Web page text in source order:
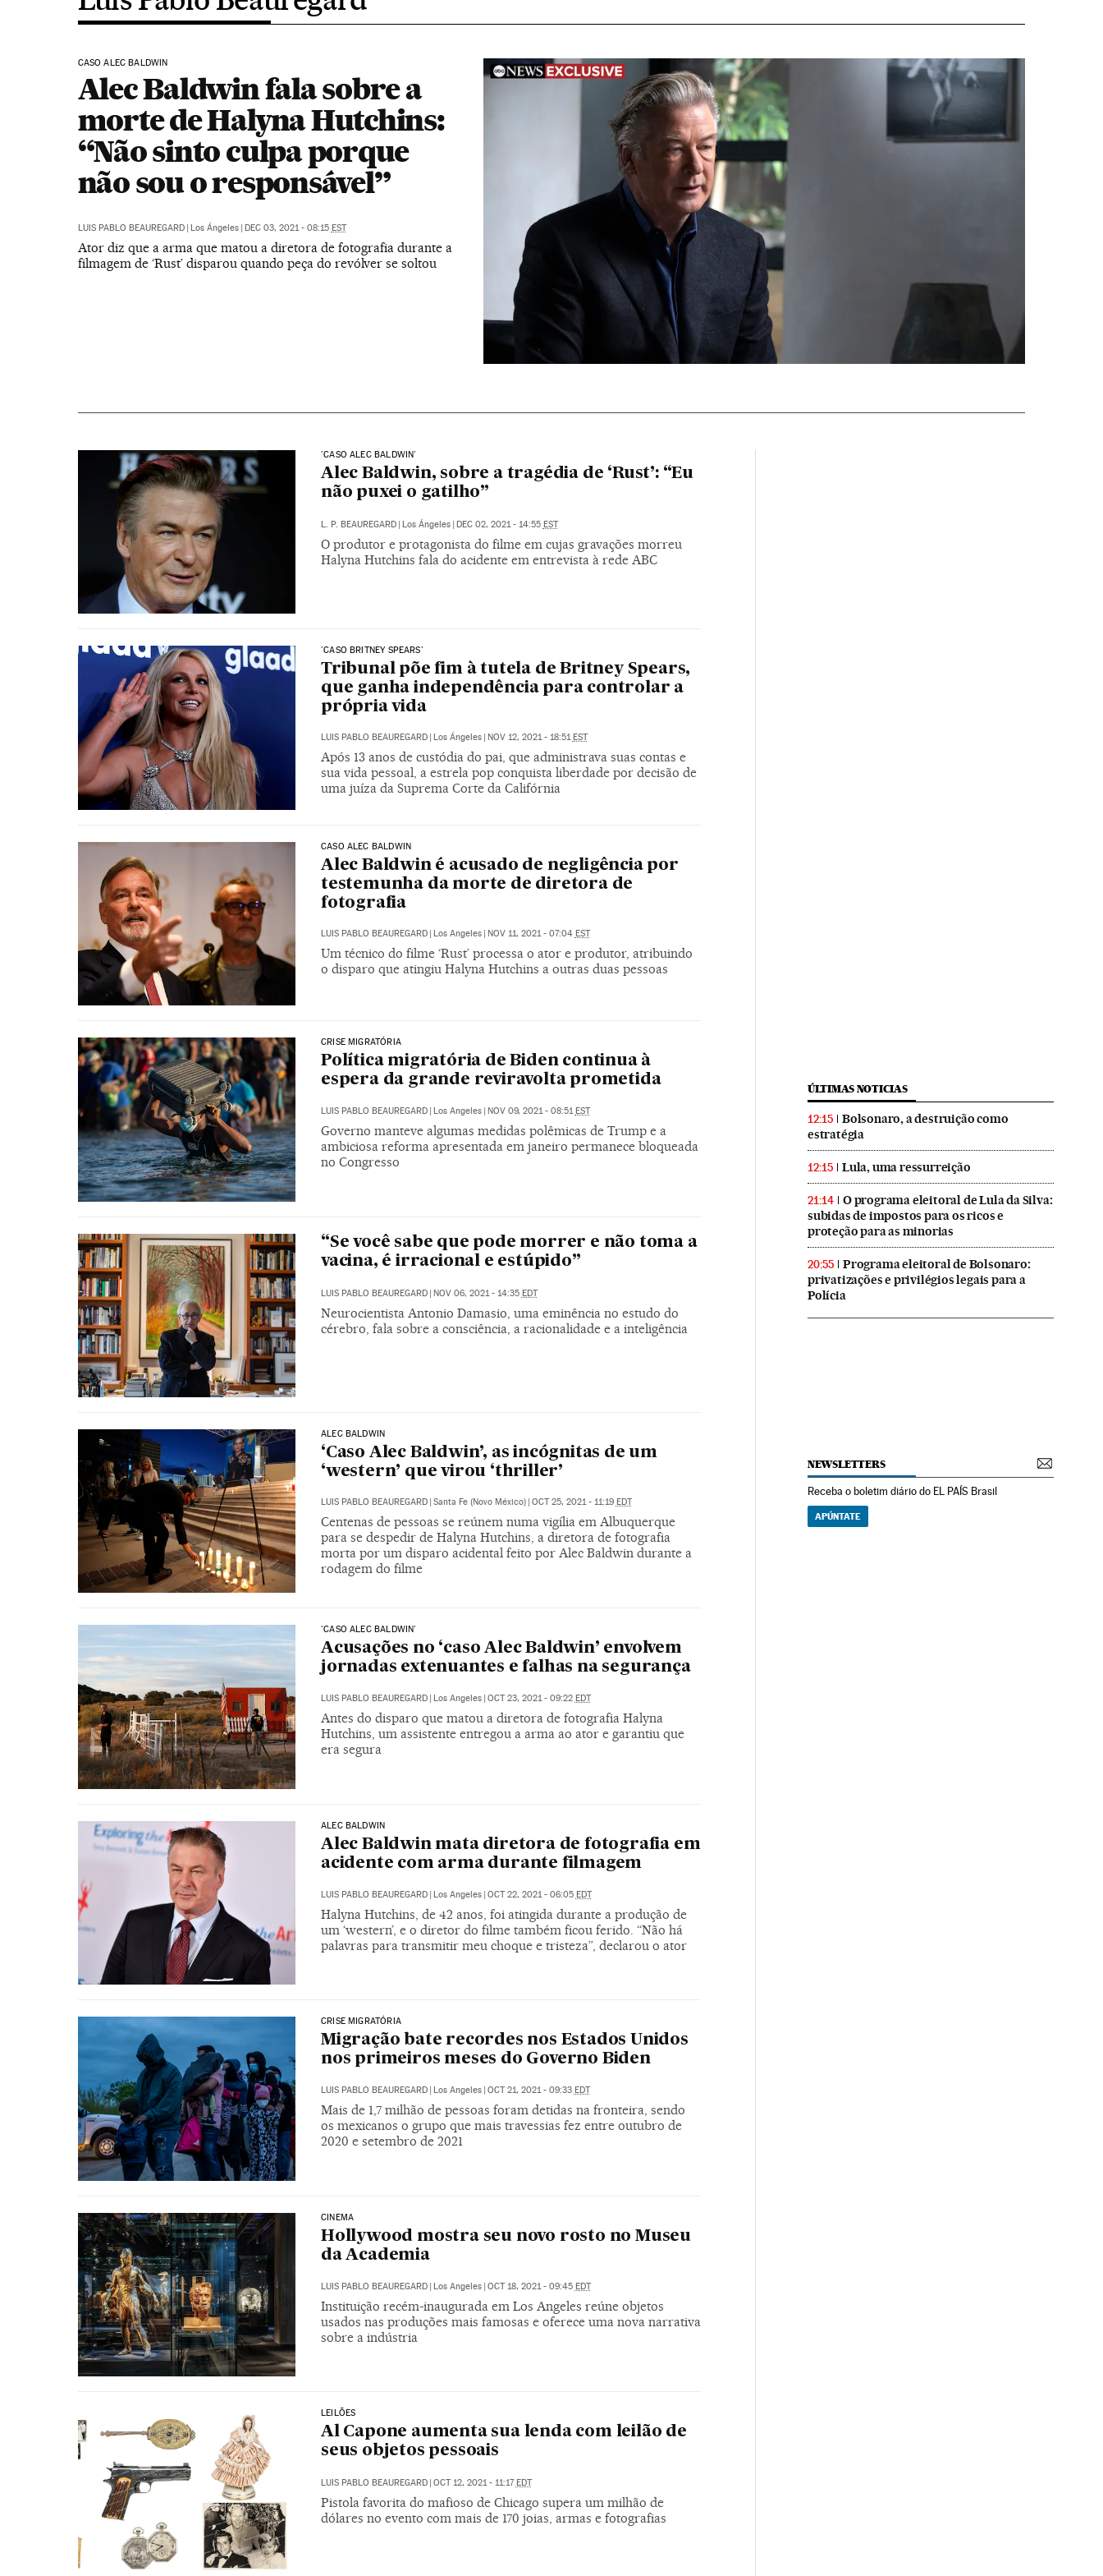
CASO ALEC BALDWIN
Alec Baldwin fala sobre a
morte de Halyna Hutchins:
“Não sinto culpa porque
não sou o responsável”
LUIS PABLO BEAUREGARD | Los Ángeles | DEC 03, 2021 - 08:15 EST
Ator diz que a arma que matou a diretora de fotografia durante a
filmagem de ‘Rust’ disparou quando peça do revólver se soltou
'CASO ALEC BALDWIN'
Alec Baldwin, sobre a tragédia de ‘Rust’: “Eu
não puxei o gatilho”
L. P. BEAUREGARD | Los Ángeles | DEC 02, 2021 - 14:55 EST
O produtor e protagonista do filme em cujas gravações morreu
Halyna Hutchins fala do acidente em entrevista à rede ABC
'CASO BRITNEY SPEARS'
Tribunal põe fim à tutela de Britney Spears,
que ganha independência para controlar a
própria vida
LUIS PABLO BEAUREGARD Los Ángeles NOV 12, 2021 - 18:51 EST
Após 13 anos de custódia do pai, que administrava suas contas e
sua vida pessoal, a estrela pop conquista liberdade por decisão de
uma juíza da Suprema Corte da Califórnia
CASO ALEC BALDWIN
Alec Baldwin é acusado de negligência por
testemunha da morte de diretora de
fotografia
LUIS PABLO BEAUREGARD Los Angeles NOV 11, 2021 - 07:04 EST
Um técnico do filme ‘Rust’ processa o ator e produtor, atribuindo
o disparo que atingiu Halyna Hutchins a outras duas pessoas
CRISE MIGRATÓRIA
Política migratória de Biden continua à
espera da grande reviravolta prometida
LUIS PABLO BEAUREGARD Los Angeles NOV 09, 2021 - 08:51 EST
Governo manteve algumas medidas polêmicas de Trump e a
ambiciosa reforma apresentada em janeiro permanece bloqueada
no Congresso
“Se você sabe que pode morrer e não toma a
vacina, é irracional e estúpido”
LUIS PABLO BEAUREGARD NOV 06, 2021 - 14:35 EDT
Neurocientista Antonio Damasio, uma eminência no estudo do
cérebro, fala sobre a consciência, a racionalidade e a inteligência
ALEC BALDWIN
‘Caso Alec Baldwin’, as incógnitas de um
‘western’ que virou ‘thriller’
LUIS PABLO BEAUREGARD | Santa Fe (Novo México) | OCT 25, 2021 - 11:19 EDT
Centenas de pessoas se reúnem numa vigília em Albuquerque
para se despedir de Halyna Hutchins, a diretora de fotografia
morta por um disparo acidental feito por Alec Baldwin durante a
rodagem do filme
'CASO ALEC BALDWIN'
Acusações no ‘caso Alec Baldwin’ envolvem
jornadas extenuantes e falhas na segurança
LUIS PABLO BEAUREGARD Los Angeles OCT 23, 2021 - 09:22 EDT
Antes do disparo que matou a diretora de fotografia Halyna
Hutchins, um assistente entregou a arma ao ator e garantiu que
era segura
ALEC BALDWIN
Alec Baldwin mata diretora de fotografia em
acidente com arma durante filmagem
LUIS PABLO BEAUREGARD | Los Angeles | OCT 22, 2021 - 06:05 EDT
Halyna Hutchins, de 42 anos, foi atingida durante a produção de
um ‘western’, e o diretor do filme também ficou ferido. “Não há
palavras para transmitir meu choque e tristeza”, declarou o ator
CRISE MIGRATÓRIA
Migração bate recordes nos Estados Unidos
nos primeiros meses do Governo Biden
LUIS PABLO BEAUREGARD Los Angeles OCT 21, 2021 - 09:33 EDT
Mais de 1,7 milhão de pessoas foram detidas na fronteira, sendo
os mexicanos o grupo que mais travessias fez entre outubro de
2020 e setembro de 2021
CINEMA
Hollywood mostra seu novo rosto no Museu
da Academia
LUIS PABLO BEAUREGARD | Los Angeles | OCT 18, 2021 - 09:45 EDT
Instituição recém-inaugurada em Los Angeles reúne objetos
usados nas produções mais famosas e oferece uma nova narrativa
sobre a indústria
LEILÕES
Al Capone aumenta sua lenda com leilão de
seus objetos pessoais
LUIS PABLO BEAUREGARD | OCT 12, 2021 - 11:17EDT
Pistola favorita do mafioso de Chicago supera um milhão de
dólares no evento com mais de 170 joias, armas e fotografias
ÚLTIMAS NOTICIAS
12:15
Bolsonaro, a destruição como
estratégia
12:15 Lula, uma ressurreição
21:14
O programa eleitoral de Lula da Silva:
subidas de impostos para os ricos e
proteção para as minorias
20:55
Programa eleitoral de Bolsonaro:
privatizações e privilégios legais para a
Polícia
NEWSLETTERS
Receba o boletim diário do EL PAÍS Brasil
APÚNTATE